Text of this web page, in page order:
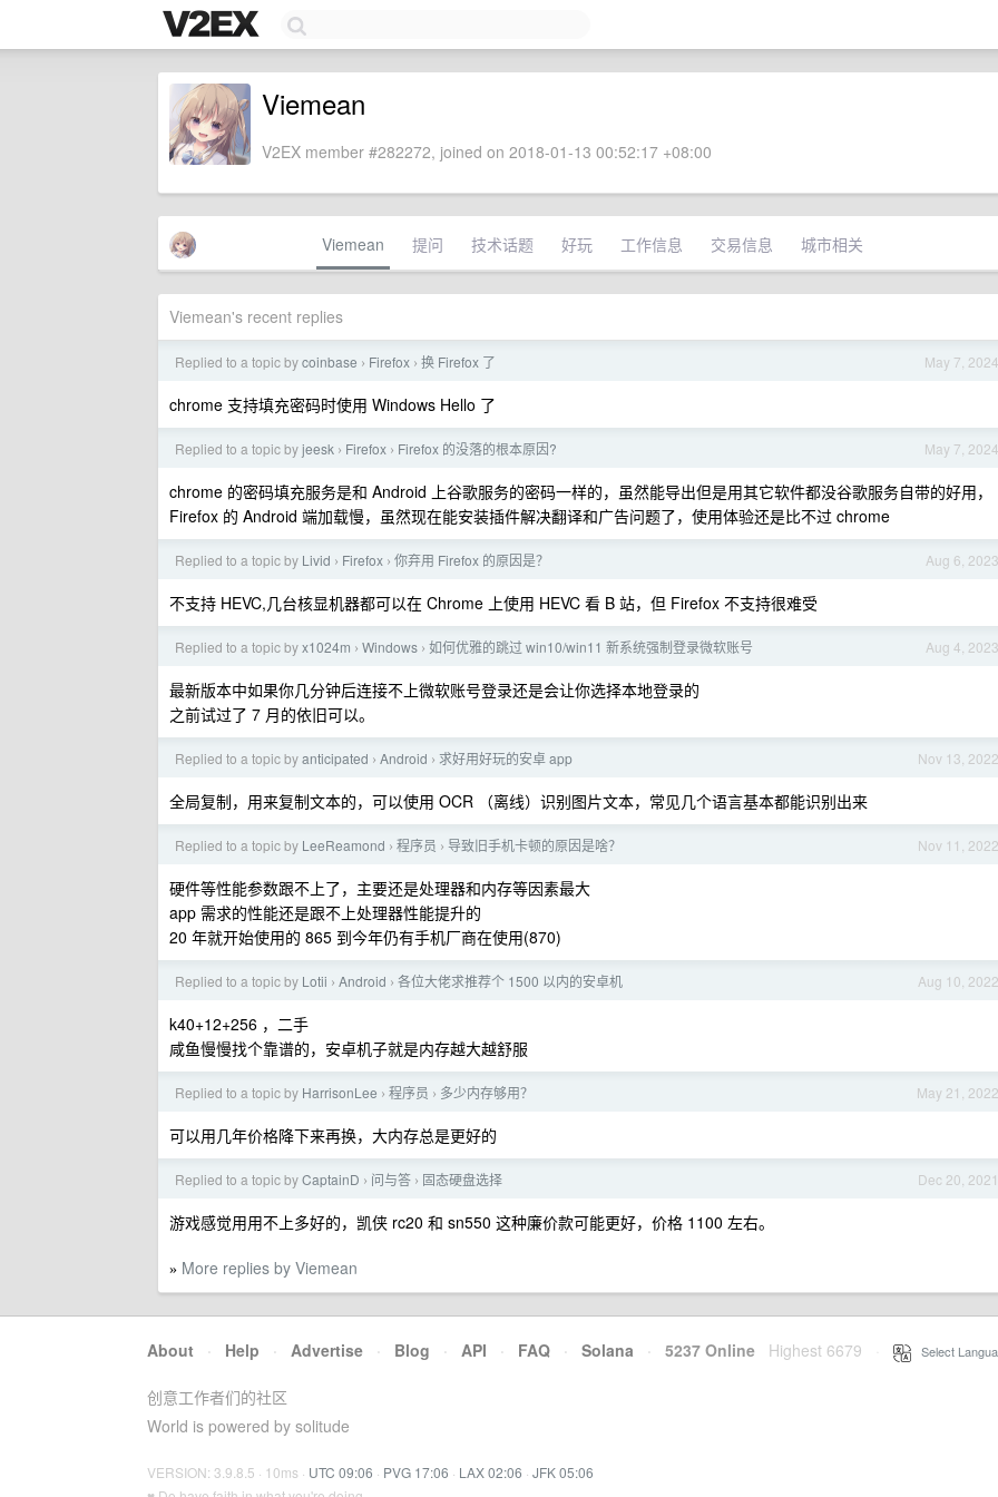
Viemean
V2EX member #282272, joined on 2018-01-13 00:52:17 +08:00
Viemean 提问 技术话题 好玩 工作信息 交易信息 城市相关
Viemean's recent replies
May 7, 2024
Replied to a topic bycoinbase › Firefox › 换 Firefox 了
chrome 支持填充密码时使用 Windows Hello 了
May 7, 2024
Replied to a topic byjeesk › Firefox › Firefox 的没落的根本原因?
chrome 的密码填充服务是和 Android 上谷歌服务的密码一样的，虽然能导出但是用其它软件都没谷歌服务自带的好用，
Firefox 的 Android 端加载慢，虽然现在能安装插件解决翻译和广告问题了，使用体验还是比不过 chrome
Aug 6, 2023
Replied to a topic by Livid › Firefox › 你弃用 Firefox 的原因是？
不支持 HEVC,几台核显机器都可以在 Chrome 上使用 HEVC 看 B 站，但 Firefox 不支持很难受
Aug 4, 2023
Replied to a topic byx1024m › Windows › 如何优雅的跳过 win10/win11 新系统强制登录微软账号
最新版本中如果你几分钟后连接不上微软账号登录还是会让你选择本地登录的
之前试过了 7 月的依旧可以。
Nov 13, 2022
Replied to a topic byanticipated › Android › 求好用好玩的安卓 app
全局复制，用来复制文本的，可以使用 OCR （离线）识别图片文本，常见几个语言基本都能识别出来
Nov 11, 2022
Replied to a topic by LeeReamond › 程序员 › 导致旧手机卡顿的原因是啥？
硬件等性能参数跟不上了，主要还是处理器和内存等因素最大
app 需求的性能还是跟不上处理器性能提升的
20 年就开始使用的 865 到今年仍有手机厂商在使用(870)
Aug 10, 2022
Replied to a topic by Lotii › Android › 各位大佬求推荐个 1500 以内的安卓机
k40+12+256 ，二手
咸鱼慢慢找个靠谱的，安卓机子就是内存越大越舒服
May 21, 2022
Replied to a topic by HarrisonLee › 程序员 › 多少内存够用？
可以用几年价格降下来再换，大内存总是更好的
Dec 20, 2021
Replied to a topic byCaptainD › 问与答 › 固态硬盘选择
游戏感觉用用不上多好的，凯侠 rc20 和 sn550 这种廉价款可能更好，价格 1100 左右。
» More replies by Viemean
About · Help · Advertise · Blog · API · FAQ · Solana · 5237 Online Highest 6679 Select
创意工作者们的社区
World is powered by solitude
VERSION: 3.9.8.5 · 10ms · UTC 09:06 · PVG 17:06 · LAX 02:06 · JFK 05:06